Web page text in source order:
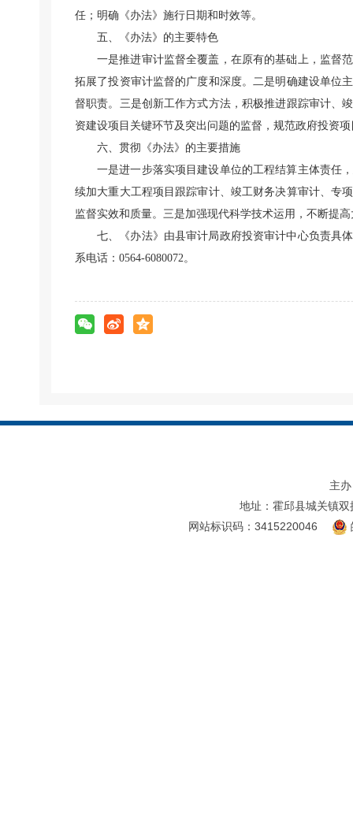
任；明确《办法》施行日期和时效等。
五、《办法》的主要特色
一是推进审计监督全覆盖，在原有的基础上，监督
拓展了投资审计监督的广度和深度。二是明确建设单位
督职责。三是创新工作方式方法，积极推进跟踪审计、
资建设项目关键环节及突出问题的监督，规范政府投资
六、贯彻《办法》的主要措施
一是进一步落实项目建设单位的工程结算主体责任
续加大重大工程项目跟踪审计、竣工财务决算审计、专
监督实效和质量。三是加强现代科学技术运用，不断提
七、《办法》由县审计局政府投资审计中心负责具
系电话：0564-6080072。
主
地址：霍邱县城关镇双
网站标识码：3415220046